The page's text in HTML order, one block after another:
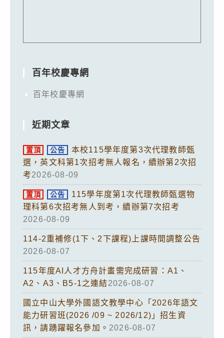
百年校慶專網
百年校慶專網
近期文章
置頂 公告
本校115學年度第3次代理教師甄
選，英文科第1次招考無人報名，續辦第2次招
考2026-08-09
置頂 公告
115學年度第1次代理教師甄選物
理科第6次招考無人到考，續辦第7次招考
2026-08-09
114-2重補修(1下、2下課程)上課時間調整公告
2026-08-07
115年度AI人才方舟計畫需完成研習：A1、
A2、A3、B5-1之連結2026-08-07
國立中山大學外國語文教學中心「2026年語文
能力研習班(2026 /09 ~ 2026/12)」招生資
訊，請踴躍報名參加。 2026-08-07